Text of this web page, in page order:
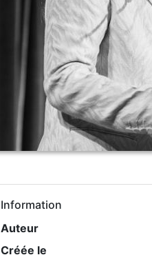
Information
Auteur
Créée le